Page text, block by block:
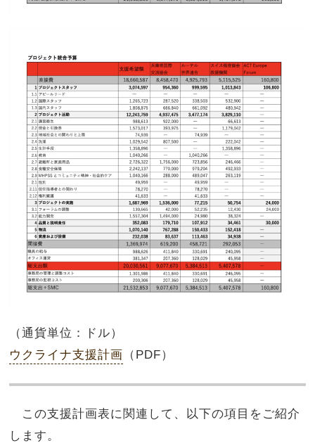
（通貨単位：ドル）
ウクライナ支援計画 （PDF）
この支援計画表に関連して、以下の項目をご紹介
します。